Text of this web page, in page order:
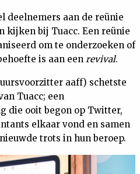
deelnemers aan de reünie
kijken bij Tuacc. Een reünie
om te onderzoeken of
is aan een revival.
aaff) schetste
Tuacc; een
die ooit begon op Twitter,
elkaar vond en samen
trots in hun beroep.